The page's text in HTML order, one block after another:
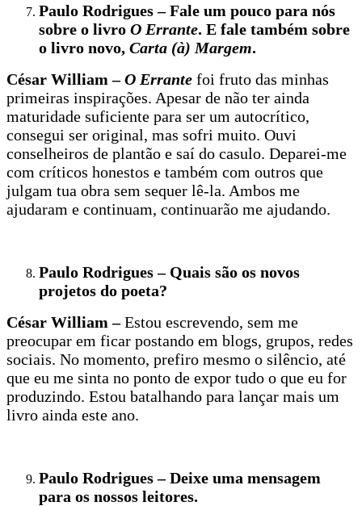
Paulo Rodrigues – Fale um pouco para nós
sobre o livro O Errante. E fale também sobre
o livro novo, Carta (à) Margem.
César William –O Errante foi fruto das minhas
primeiras inspirações. Apesar de não ter ainda
maturidade suficiente para ser um autocrítico,
consegui ser original, mas sofri muito. Ouvi
conselheiros de plantão e saí do casulo. Deparei-me
com críticos honestos e também com outros que
julgam tua obra sem sequer lê-la. Ambos me
ajudaram e continuam, continuarão me ajudando.
Paulo Rodrigues – Quais são os novos
projetos do poeta?
César William –Estou escrevendo, sem me
preocupar em ficar postando em blogs, grupos, redes
sociais. No momento, prefiro mesmo o silêncio, até
que eu me sinta no ponto de expor tudo o que eu for
produzindo. Estou batalhando para lançar mais um
livro ainda este ano.
Paulo Rodrigues – Deixe uma mensagem
para os nossos leitores.